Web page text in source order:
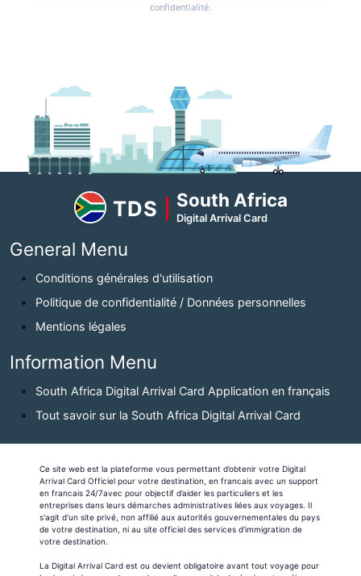
confidentialité
TDS South Africa
Digital Arrival Card
General Menu
Conditions générales d'utilisation
Politique de confidentialité / Données personnelles
Mentions légales
Information Menu
South Africa Digital Arrival Card Application en français
Tout savoir sur la South Africa Digital Arrival Card
Ce site web est la plateforme vous permettant d’obtenir votre Digital
Arrival Card Officiel pour votre destination, en francais avec un support
en francais 24/7avec pour objectif d’aider les particuliers et les
entreprises dans leurs démarches administratives liées aux voyages. Il
s'agit d'un site privé, non affilié aux autorités gouvernementales du pays
de votre destination, ni au site officiel des services d’immigration de
votre destination.
La Digital Arrival Card est ou devient obligatoire avant tout voyage pour